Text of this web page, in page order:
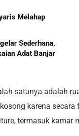
Melahap
Sederhana,
Adat Banjar
satunya adalah
karena
termasuk kamar